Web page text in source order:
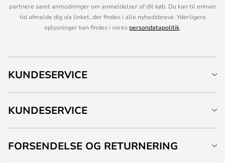
partnere samt anmodninger om anmeldelser af dit køb. Du kan til enhver
tid afmelde dig via linket, der findes i alle nyhedsbreve. Yderligere
oplysninger kan findes i vores persondatapolitik.
KUNDESERVICE
KUNDESERVICE
FORSENDELSE OG RETURNERING